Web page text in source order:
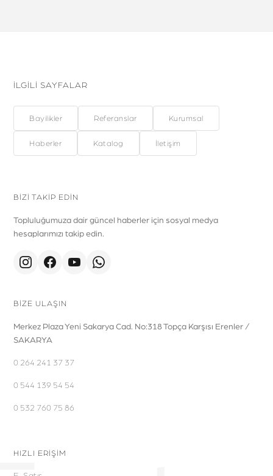
İLGİLİ SAYFALAR
Bayilikler Referanslar Kurumsal
Haberler Katalog İletişim
BİZİ TAKİP EDİN
Topluluğumuza dair güncel haberler için sosyal medya
hesaplarımızı takip edin.
BİZE ULAŞIN
Merkez Plaza Yeni Sakarya Cad. No:318 Topça Karşısı Erenler /
SAKARYA
0 264 241 37 37
0 544 139 54 54
0 532 760 75 86
HIZLI ERİŞİM